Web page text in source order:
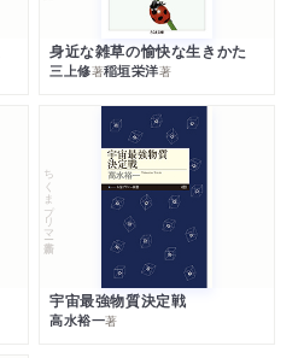
身近な雑草の愉快な生きかた
三上修著稲垣栄洋著
ちくまプリマー新書
宇宙最強物質決定戦
高水裕一著